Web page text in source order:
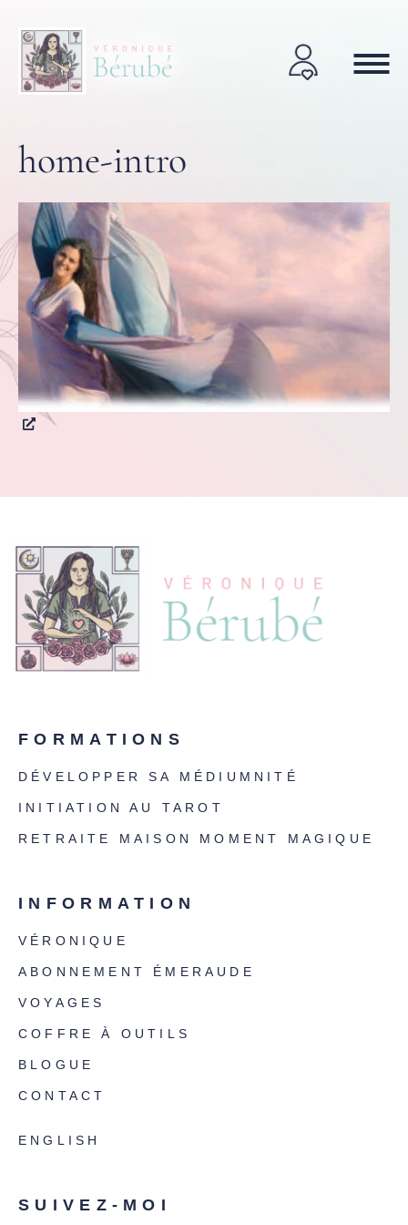
home-intro
FORMATIONS
DÉVELOPPER SA MÉDIUMNITÉ
INITIATION AU TAROT
RETRAITE MAISON MOMENT MAGIQUE
INFORMATION
VÉRONIQUE
ABONNEMENT ÉMERAUDE
VOYAGES
COFFRE À OUTILS
BLOGUE
CONTACT
ENGLISH
SUIVEZ-MOI